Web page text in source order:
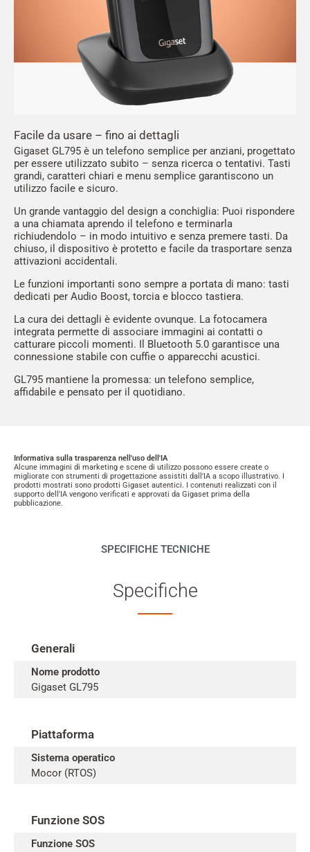
Facile da usare – fino ai dettagli
Gigaset GL795 è un telefono semplice per anziani, progettato
per essere utilizzato subito – senza ricerca o tentativi. Tasti
grandi, caratteri chiari e menu semplice garantiscono un
utilizzo facile e sicuro.
Un grande vantaggio del design a conchiglia: Puoi rispondere
a una chiamata aprendo il telefono e terminarla
richiudendolo – in modo intuitivo e senza premere tasti. Da
chiuso, il dispositivo è protetto e facile da trasportare senza
attivazioni accidentali.
Le funzioni importanti sono sempre a portata di mano: tasti
dedicati per Audio Boost, torcia e blocco tastiera.
La cura dei dettagli è evidente ovunque. La fotocamera
integrata permette di associare immagini ai contatti o
catturare piccoli momenti. Il Bluetooth 5.0 garantisce una
connessione stabile con cuffie o apparecchi acustici.
GL795 mantiene la promessa: un telefono semplice,
affidabile e pensato per il quotidiano.
Informativa sulla trasparenza nell'uso dell'IA
Alcune immagini di marketing e scene di utilizzo possono essere create o
migliorate con strumenti di progettazione assistiti dall'IA a scopo illustrativo. I
prodotti mostrati sono prodotti Gigaset autentici. I contenuti realizzati con il
supporto dell'IA vengono verificati e approvati da Gigaset prima della
pubblicazione.
SPECIFICHE TECNICHE
Specifiche
Generali
Nome prodotto
Gigaset GL795
Piattaforma
Sistema operatico
Mocor (RTOS)
Funzione SOS
Funzione SOS